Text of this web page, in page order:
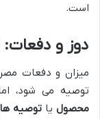
است.
دوز و دفعات:
میزان و دفعات
توصیه می شود،
محصولیاتوصیه